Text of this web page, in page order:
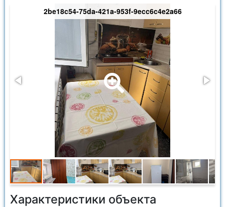
2be18c54-75da-421a-953f-9ecc6c4e2a66
Характеристики объекта